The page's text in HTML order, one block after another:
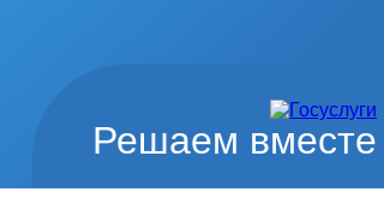
Решаем вместе